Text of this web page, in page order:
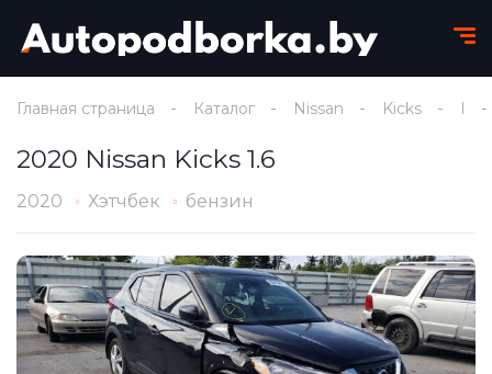
Главная страница Каталог Nissan Kicks I
2020 Nissan Kicks 1.6
2020 Хэтчбек бензин